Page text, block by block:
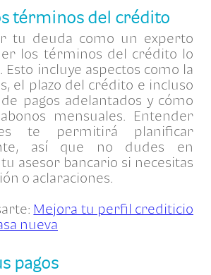
términos del crédito
tu deuda como un experto
los términos del crédito lo
Esto incluye aspectos como la
el plazo del crédito e incluso
pagos adelantados y cómo
mensuales. Entender
te permitirá planificar
así que no dudes en
asesor bancario si necesitas
o aclaraciones.
Mejora tu perfil crediticio
nueva
pagos